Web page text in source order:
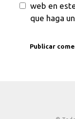
web en
que haga